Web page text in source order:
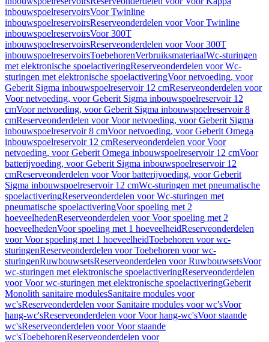
inbouwspoelreservoirsVoor Twinline
inbouwspoelreservoirsReserveonderdelen voor Voor Twinline
inbouwspoelreservoirsVoor 300T
inbouwspoelreservoirsReserveonderdelen voor Voor 300T
inbouwspoelreservoirsToebehorenVerbruiksmateriaalWc-sturingen
met elektronische spoelactiveringReserveonderdelen voor Wc-
sturingen met elektronische spoelactiveringVoor netvoeding, voor
Geberit Sigma inbouwspoelreservoir 12 cmReserveonderdelen voor
Voor netvoeding, voor Geberit Sigma inbouwspoelreservoir 12
cmVoor netvoeding, voor Geberit Sigma inbouwspoelreservoir 8
cmReserveonderdelen voor Voor netvoeding, voor Geberit Sigma
inbouwspoelreservoir 8 cmVoor netvoeding, voor Geberit Omega
inbouwspoelreservoir 12 cmReserveonderdelen voor Voor
netvoeding, voor Geberit Omega inbouwspoelreservoir 12 cmVoor
batterijvoeding, voor Geberit Sigma inbouwspoelreservoir 12
cmReserveonderdelen voor Voor batterijvoeding, voor Geberit
Sigma inbouwspoelreservoir 12 cmWc-sturingen met pneumatische
spoelactiveringReserveonderdelen voor Wc-sturingen met
pneumatische spoelactiveringVoor spoeling met 2
hoeveelhedenReserveonderdelen voor Voor spoeling met 2
hoeveelhedenVoor spoeling met 1 hoeveelheidReserveonderdelen
voor Voor spoeling met 1 hoeveelheidToebehoren voor wc-
sturingenReserveonderdelen voor Toebehoren voor wc-
sturingenRuwbouwsetsReserveonderdelen voor RuwbouwsetsVoor
wc-sturingen met elektronische spoelactiveringReserveonderdelen
voor Voor wc-sturingen met elektronische spoelactiveringGeberit
Monolith sanitaire modulesSanitaire modules voor
wc'sReserveonderdelen voor Sanitaire modules voor wc'sVoor
hang-wc'sReserveonderdelen voor Voor hang-wc'sVoor staande
wc'sReserveonderdelen voor Voor staande
wc'sToebehorenReserveonderdelen voor